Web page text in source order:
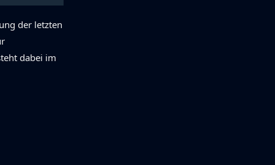
der letzten
dabei im